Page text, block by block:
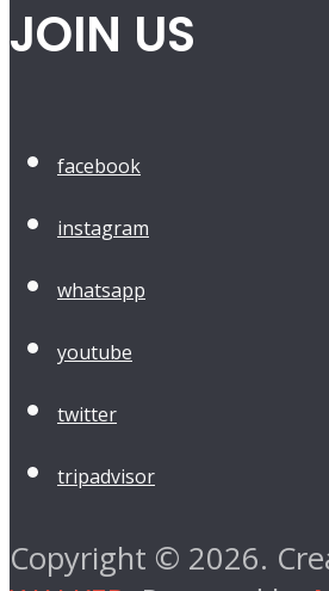
JOIN US
facebook
instagram
whatsapp
youtube
twitter
tripadvisor
Copyright © 2026.